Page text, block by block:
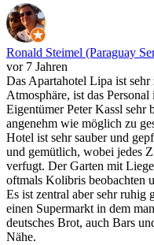
Ronald Steimel (Paraguay
vor 7 Jahren
Das Apartahotel Lipa ist
Atmosphäre, ist das
Eigentümer Peter Kassl sehr
angenehm wie möglich zu
Hotel ist sehr sauber und
und gemütlich, wobei jedes
verfugt. Der Garten mit
oftmals Kolibris beobachten
Es ist zentral aber sehr ruhig
einen Supermarkt in dem
deutsches Brot, auch Bars
Nähe.